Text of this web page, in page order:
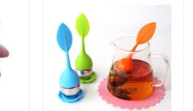
chocolate
la bola de hielo
del silicón